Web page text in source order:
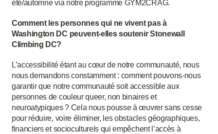
été/automne via notre programme GYM2CRAG.
Comment les personnes qui ne vivent pas à
Washington DC peuvent-elles soutenir Stonewall
Climbing DC?
L’accessibilité étant au cœur de notre communauté, nous
nous demandons constamment : comment pouvons-nous
garantir que notre communauté soit accessible aux
personnes de couleur queer, non binaires et
neuroatypiques ? Cela nous pousse à œuvrer sans cesse
pour réduire, voire éliminer, les obstacles géographiques,
financiers et socioculturels qui empêchent l’accès à